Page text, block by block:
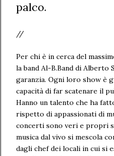
palco.
//
Per chi è in cerca del
la band Al-B.Band di Alberto
garanzia. Ogni loro show è
capacità di far scatenare il
Hanno un talento che ha
rispetto di appassionati di
concerti sono veri e propri
musica dal vivo si mescola
dagli chef dei locali in cui si